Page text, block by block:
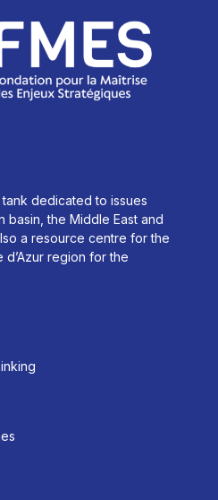
tank dedicated to issues
basin, the Middle East and
a resource centre for the
region for the